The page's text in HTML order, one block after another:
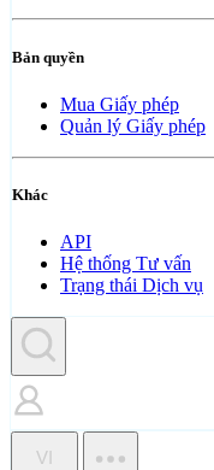
Bản quyền
Mua Giấy phép
Quản lý Giấy phép
Khác
API
Hệ thống Tư vấn
Trạng thái Dịch vụ
VI